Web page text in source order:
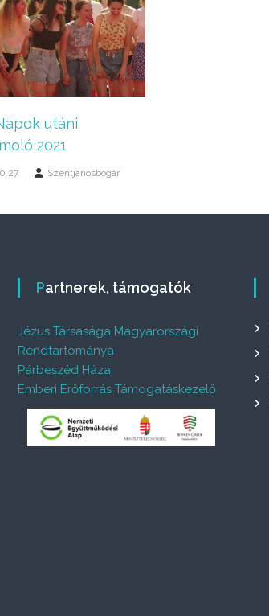
utáni
2021
Szentjánosbogár
Partnerek, támogatók
Jézus Társasága Magyarországi
Rendtartománya
Párbeszéd Háza
Emberi Erőforrás Támogatáskezelő